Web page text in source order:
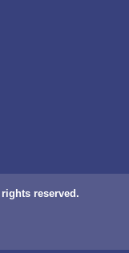
reserved.